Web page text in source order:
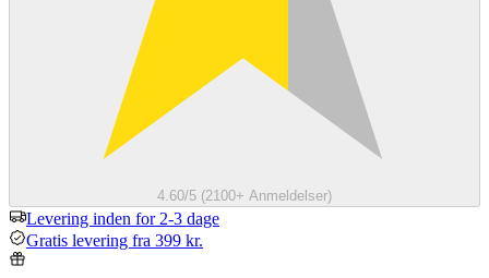
4.60/5 (2100+ Anmeldelser)
Levering inden for 2-3 dage
Gratis levering fra 399 kr.